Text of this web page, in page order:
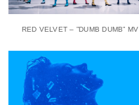
RED VELVET – ”DUMB DUMB” MV